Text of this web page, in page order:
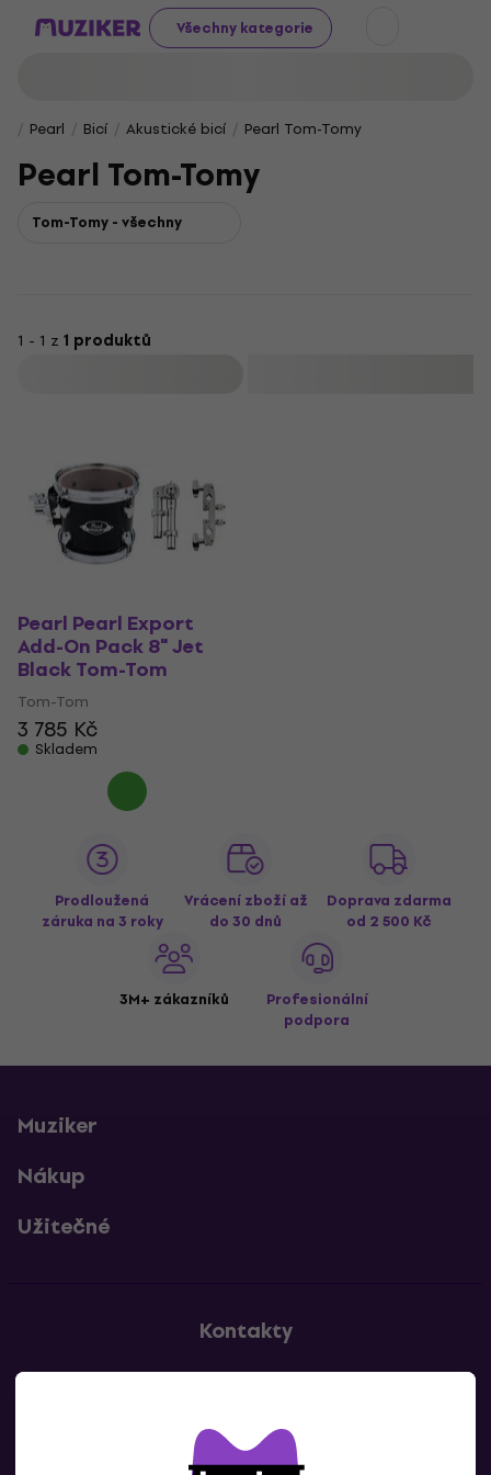
Všechny kategorie
Pearl Bicí Akustické bicí Pearl Tom-Tomy
Pearl Tom-Tomy
Tom-Tomy - všechny
1 - 1 z 1 produktů
Pearl Pearl Export
Add-On Pack 8" Jet
Black Tom-Tom
Tom-Tom
3 785 Kč
Skladem
Prodloužená
záruka na 3 roky
Vrácení zboží až
do 30 dnů
Doprava zdarma
od 2 500 Kč
3M+ zákazníků
Profesionální
podpora
Muziker
Nákup
Užitečné
Kontakty